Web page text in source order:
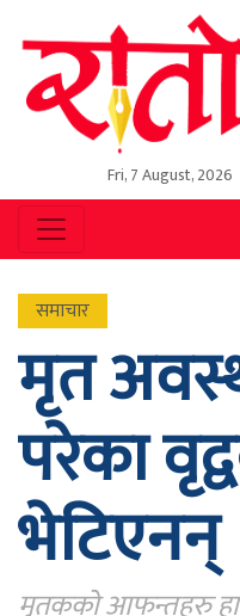
Fri, 7 August, 2026
समाचार
मृत
परेका
भेटिएनन्